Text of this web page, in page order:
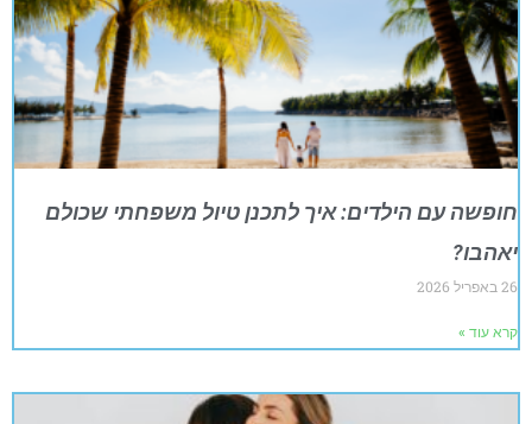
חופשה עם הילדים: איך לתכנן טיול משפחתי שכולם
יאהבו?
26 באפריל 2026
קרא עוד »